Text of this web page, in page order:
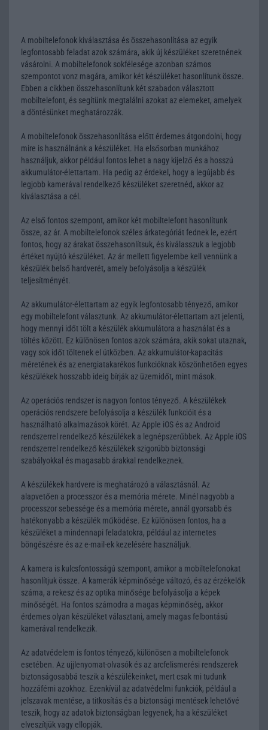
A mobiltelefonok kiválasztása és összehasonlítása az egyik
legfontosabb feladat azok számára, akik új készüléket szeretnének
vásárolni. A mobiltelefonok sokfélesége azonban számos
szempontot vonz magára, amikor két készüléket hasonlítunk össze.
Ebben a cikkben összehasonlítunk két szabadon választott
mobiltelefont, és segítünk megtalálni azokat az elemeket, amelyek
a döntésünket meghatározzák.
A mobiltelefonok összehasonlítása előtt érdemes átgondolni, hogy
mire is használnánk a készüléket. Ha elsősorban munkához
használjuk, akkor például fontos lehet a nagy kijelző és a hosszú
akkumulátor-élettartam. Ha pedig az érdekel, hogy a legújabb és
legjobb kamerával rendelkező készüléket szeretnéd, akkor az
kiválasztása a cél.
Az első fontos szempont, amikor két mobiltelefont hasonlítunk
össze, az ár. A mobiltelefonok széles árkategóriát fednek le, ezért
fontos, hogy az árakat összehasonlítsuk, és kiválasszuk a legjobb
értéket nyújtó készüléket. Az ár mellett figyelembe kell vennünk a
készülék belső hardverét, amely befolyásolja a készülék
teljesítményét.
Az akkumulátor-élettartam az egyik legfontosabb tényező, amikor
egy mobiltelefont választunk. Az akkumulátor-élettartam azt jelenti,
hogy mennyi időt tölt a készülék akkumulátora a használat és a
töltés között. Ez különösen fontos azok számára, akik sokat utaznak,
vagy sok időt töltenek el útközben. Az akkumulátor-kapacitás
méretének és az energiatakarékos funkcióknak köszönhetően egyes
készülékek hosszabb ideig bírják az üzemidőt, mint mások.
Az operációs rendszer is nagyon fontos tényező. A készülékek
operációs rendszere befolyásolja a készülék funkcióit és a
használható alkalmazások körét. Az Apple iOS és az Android
rendszerrel rendelkező készülékek a legnépszerűbbek. Az Apple iOS
rendszerrel rendelkező készülékek szigorúbb biztonsági
szabályokkal és magasabb árakkal rendelkeznek.
A készülékek hardvere is meghatározó a választásnál. Az
alapvetően a processzor és a memória mérete. Minél nagyobb a
processzor sebessége és a memória mérete, annál gyorsabb és
hatékonyabb a készülék működése. Ez különösen fontos, ha a
készüléket a mindennapi feladatokra, például az internetes
böngészésre és az e-mail-ek kezelésére használjuk.
A kamera is kulcsfontosságú szempont, amikor a mobiltelefonokat
hasonlítjuk össze. A kamerák képminősége változó, és az érzékelők
száma, a rekesz és az optika minősége befolyásolja a képek
minőségét. Ha fontos számodra a magas képminőség, akkor
érdemes olyan készüléket választani, amely magas felbontású
kamerával rendelkezik.
Az adatvédelem is fontos tényező, különösen a mobiltelefonok
esetében. Az ujjlenyomat-olvasók és az arcfelismerési rendszerek
biztonságosabbá teszik a készülékeinket, mert csak mi tudunk
hozzáférni azokhoz. Ezenkívül az adatvédelmi funkciók, például a
jelszavak mentése, a titkosítás és a biztonsági mentések lehetővé
teszik, hogy az adatok biztonságban legyenek, ha a készüléket
elveszítjük vagy ellopják.